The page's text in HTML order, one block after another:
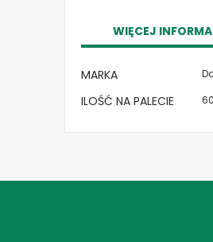
galleryWIĘCEJ
Więcej
informacji
MARKA
ILOŚĆ NA PALECIE 60